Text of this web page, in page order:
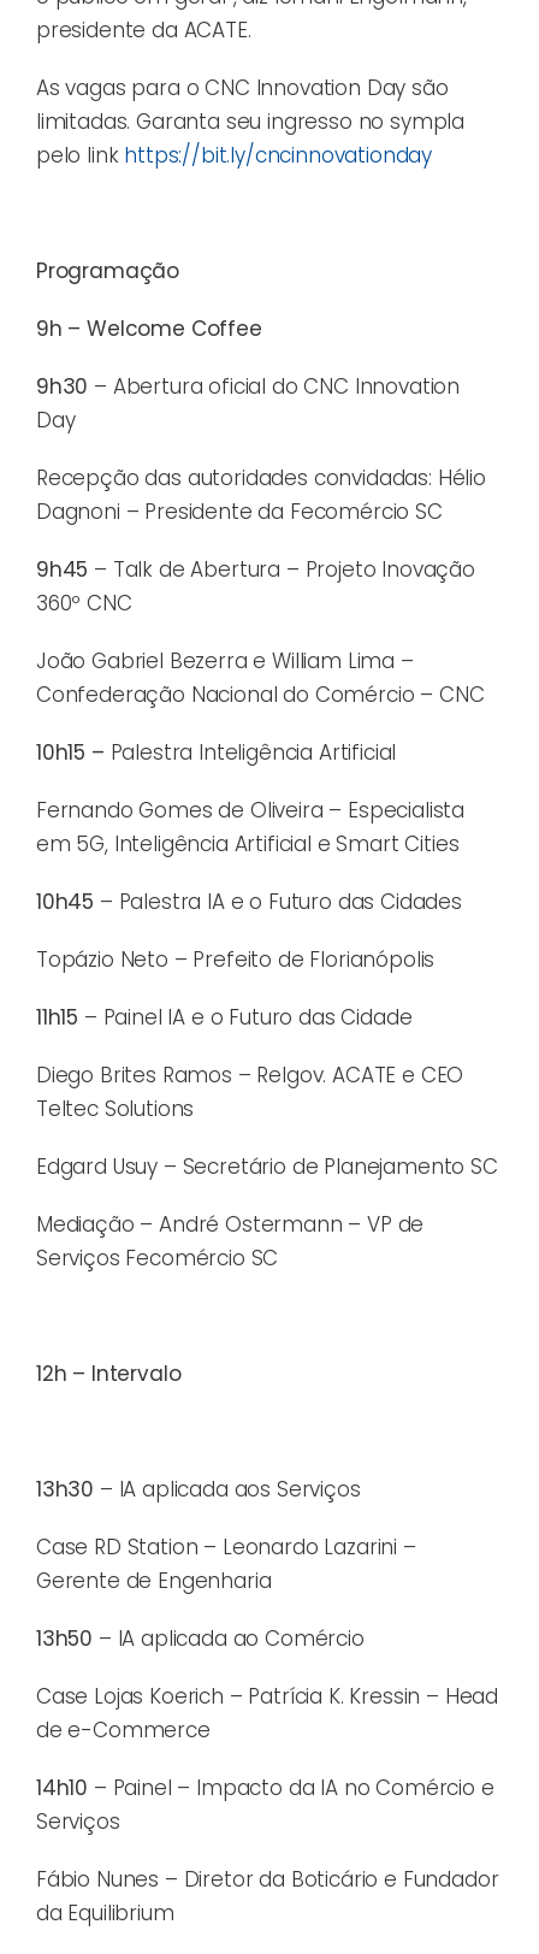
presidente da ACATE.
As vagas para o CNC Innovation Day são
limitadas. Garanta seu ingresso no sympla
pelo link https://bit.ly/cncinnovationday
Programação
9h – Welcome Coffee
9h30 – Abertura oficial do CNC Innovation
Day
Recepção das autoridades convidadas: Hélio
Dagnoni – Presidente da Fecomércio SC
9h45 – Talk de Abertura – Projeto Inovação
360º CNC
João Gabriel Bezerra e William Lima –
Confederação Nacional do Comércio – CNC
10h15 – Palestra Inteligência Artificial
Fernando Gomes de Oliveira – Especialista
em 5G, Inteligência Artificial e Smart Cities
10h45 – Palestra IA e o Futuro das Cidades
Topázio Neto – Prefeito de Florianópolis
11h15 – Painel IA e o Futuro das Cidade
Diego Brites Ramos – Relgov. ACATE e CEO
Teltec Solutions
Edgard Usuy – Secretário de Planejamento SC
Mediação – André Ostermann – VP de
Serviços Fecomércio SC
12h – Intervalo
13h30 – IA aplicada aos Serviços
Case RD Station – Leonardo Lazarini –
Gerente de Engenharia
13h50 – IA aplicada ao Comércio
Case Lojas Koerich – Patrícia K. Kressin – Head
de e-Commerce
14h10 – Painel – Impacto da IA no Comércio e
Serviços
Fábio Nunes – Diretor da Boticário e Fundador
da Equilibrium